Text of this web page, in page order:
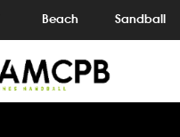
Beach Sandball